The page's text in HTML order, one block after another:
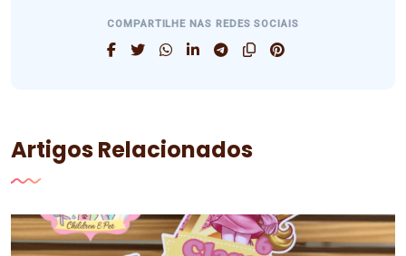
COMPARTILHE NAS REDES SOCIAIS
Artigos Relacionados